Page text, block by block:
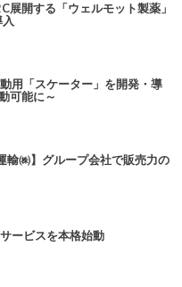
展開する「ウェルモット製薬」
用「スケーター」を開発・導
可能に～
輸㈱】グループ会社で販売力の
ービスを本格始動